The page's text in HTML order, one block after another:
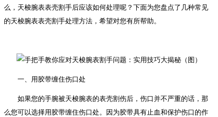
么，天梭腕表表壳割手后应该如何处理呢？下面为您盘点了几种常见
的天梭腕表表壳割手处理方法，希望对您有所帮助。
一、用胶带缠住伤口处
如果您的手腕被天梭腕表的表壳割伤后，伤口并不严重的话，那
么您可以选择用胶带缠住伤口处。因为胶带具有止血和保护伤口的作